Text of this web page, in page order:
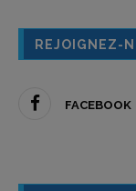
REJOIGNEZ-
FACEBOOK